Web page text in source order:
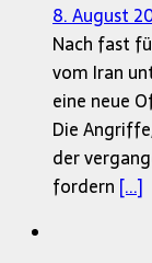
8. August
Nach fast
vom Iran
eine neue
Die
der
fordern [...]